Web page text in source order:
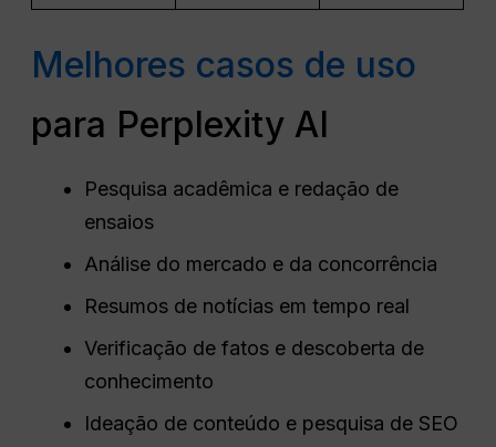
Melhores casos de uso
para Perplexity AI
Pesquisa acadêmica e redação de
ensaios
Análise do mercado e da concorrência
Resumos de notícias em tempo real
Verificação de fatos e descoberta de
conhecimento
Ideação de conteúdo e pesquisa de SEO